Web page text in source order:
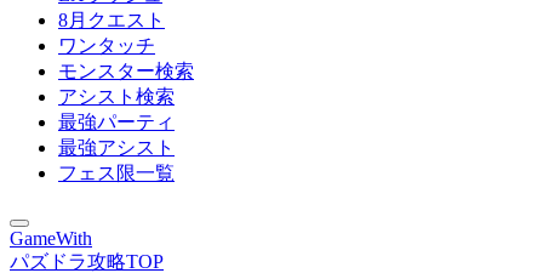
8月クエスト
ワンタッチ
モンスター検索
アシスト検索
最強パーティ
最強アシスト
フェス限一覧
GameWith
パズドラ攻略TOP